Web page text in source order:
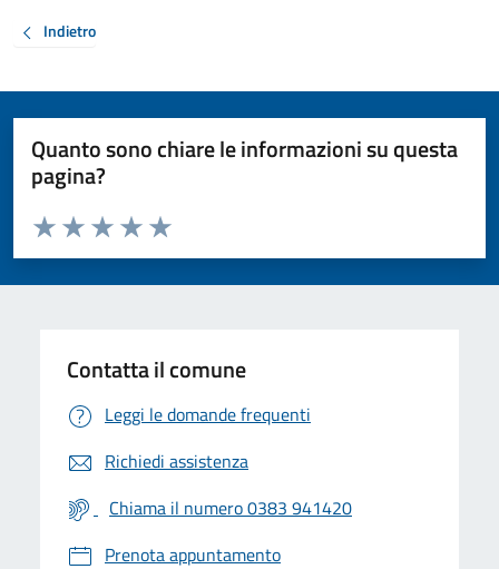
Indietro
Quanto sono chiare le informazioni su questa
pagina?
Valuta da 1 a 5 stelle la pagina
Valuta 5 stelle su 5
Valuta 4 stelle su 5
Valuta 3 stelle su 5
Valuta 2 stelle su 5
Valuta 1 stelle su 5
Contatta il comune
Leggi le domande frequenti
Richiedi assistenza
Chiama il numero 0383 941420
Prenota appuntamento